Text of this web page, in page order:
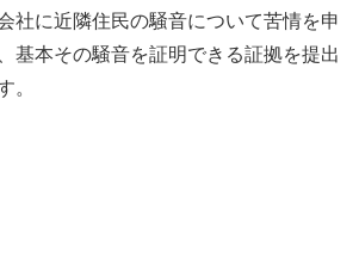
社に近隣住民の騒音について苦情を申
基本その騒音を証明できる証拠を提出
。